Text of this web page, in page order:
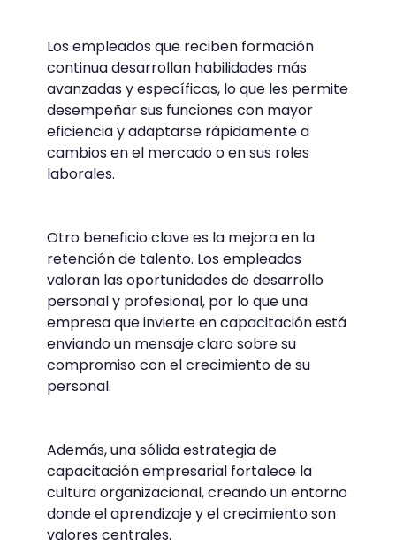
Los empleados que reciben formación
continua desarrollan habilidades más
avanzadas y específicas, lo que les permite
desempeñar sus funciones con mayor
eficiencia y adaptarse rápidamente a
cambios en el mercado o en sus roles
laborales.
Otro beneficio clave es la mejora en la
retención de talento. Los empleados
valoran las oportunidades de desarrollo
personal y profesional, por lo que una
empresa que invierte en capacitación está
enviando un mensaje claro sobre su
compromiso con el crecimiento de su
personal.
Además, una sólida estrategia de
capacitación empresarial fortalece la
cultura organizacional, creando un entorno
donde el aprendizaje y el crecimiento son
valores centrales.